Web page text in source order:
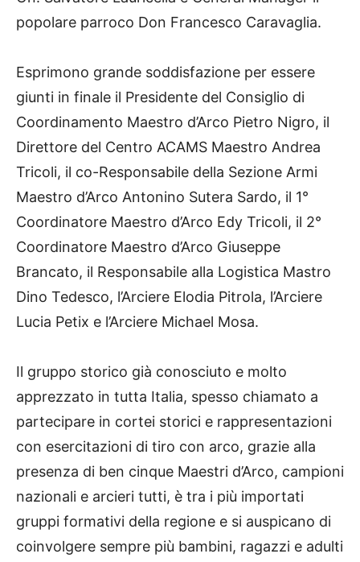
popolare parroco Don Francesco Caravaglia.
Esprimono grande soddisfazione per essere
giunti in finale il Presidente del Consiglio di
Coordinamento Maestro d’Arco Pietro Nigro, il
Direttore del Centro ACAMS Maestro Andrea
Tricoli, il co-Responsabile della Sezione Armi
Maestro d’Arco Antonino Sutera Sardo, il 1°
Coordinatore Maestro d’Arco Edy Tricoli, il 2°
Coordinatore Maestro d’Arco Giuseppe
Brancato, il Responsabile alla Logistica Mastro
Dino Tedesco, l’Arciere Elodia Pitrola, l’Arciere
Lucia Petix e l’Arciere Michael Mosa.
Il gruppo storico già conosciuto e molto
apprezzato in tutta Italia, spesso chiamato a
partecipare in cortei storici e rappresentazioni
con esercitazioni di tiro con arco, grazie alla
presenza di ben cinque Maestri d’Arco, campioni
nazionali e arcieri tutti, è tra i più importati
gruppi formativi della regione e si auspicano di
coinvolgere sempre più bambini, ragazzi e adulti